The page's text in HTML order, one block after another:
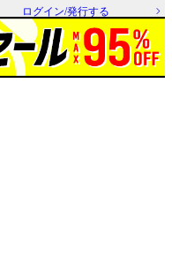
ログイン/発行する